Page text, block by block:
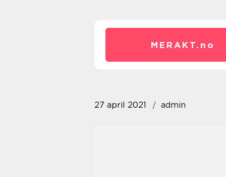
MERAKT. no
27 april 2021 admin